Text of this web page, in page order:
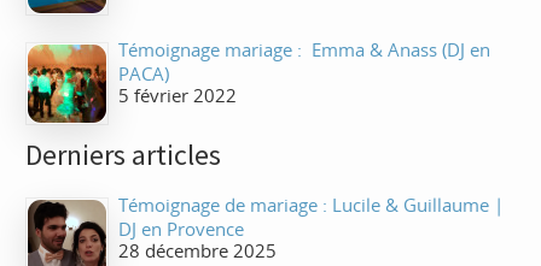
Témoignage mariage : Emma & Anass (DJ en
PACA)
5 février 2022
Derniers articles
Témoignage de mariage : Lucile & Guillaume |
DJ en Provence
28 décembre 2025